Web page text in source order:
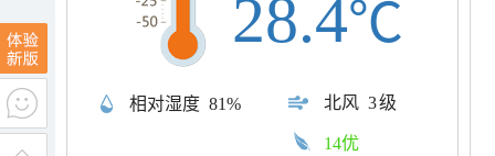
相对湿度 81% 北风 3级
28.4℃
14优